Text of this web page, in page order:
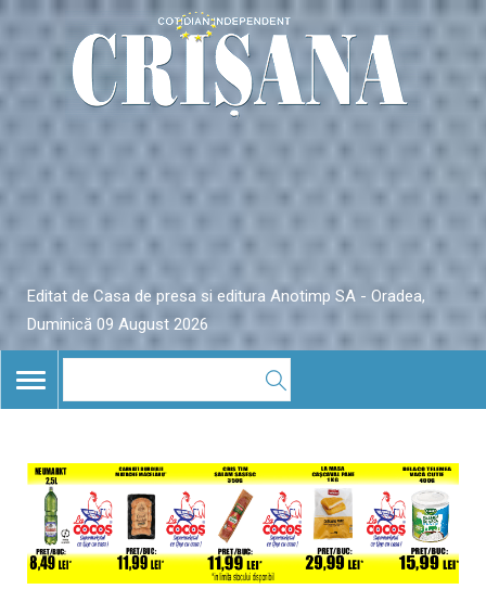
Editat de Casa de presa si editura Anotimp SA - Oradea,
Duminică 09 August 2026
TOGGLE
NAVIGATION